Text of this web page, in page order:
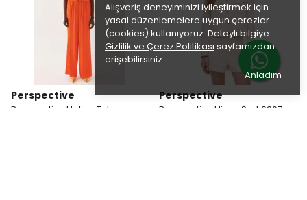
Alışveriş deneyiminizi iyileştirmek için
yasal düzenlemelere uygun çerezler
(cookies) kullanıyoruz. Detaylı bilgiye
Gizlilik ve Çerez Politikası sayfamızdan
erişebilirsiniz.
Anladım
Perspective
Perspective Helina Tulum
Perspective
Perspective Hinas Şort 0307-